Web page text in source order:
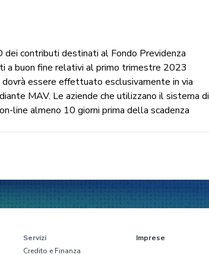
contributi destinati al Fondo Previdenza
a buon fine relativi al primo trimestre 2023
essere effettuato esclusivamente in via
MAV. Le aziende che utilizzano il sistema di
line almeno 10 giorni prima della scadenza
Servizi
Credito e Finanza
Imprese